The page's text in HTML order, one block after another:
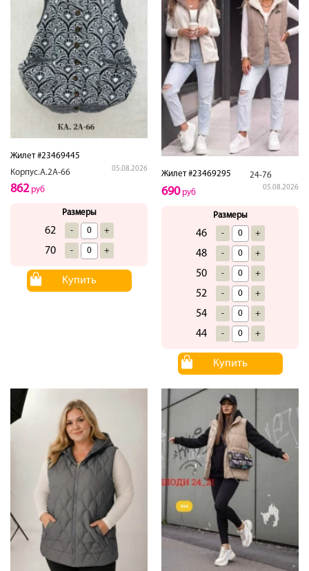
Жилет #23469445
Корпус.А.2А-66
05.08.2026
862руб
Размеры
62 - +
70 - +
Купить
Жилет #23469295 24-76
05.08.2026
690руб
Размеры
46 - +
48 - +
50 - +
52 - +
54 - +
44 - +
Купить